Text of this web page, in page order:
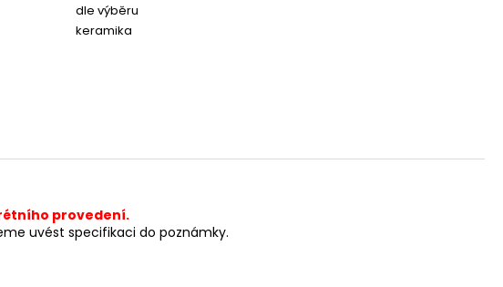
dle výběru
keramika
provedení.
uvést specifikaci do poznámky.